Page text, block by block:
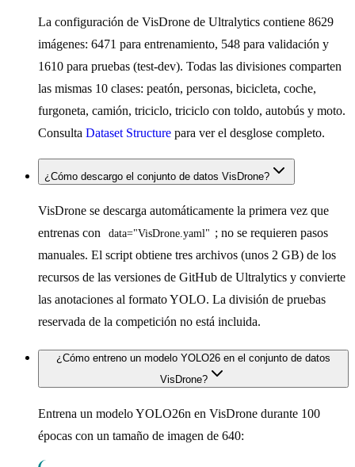
La configuración de VisDrone de Ultralytics contiene 8629
imágenes: 6471 para entrenamiento, 548 para validación y
1610 para pruebas (test-dev). Todas las divisiones comparten
las mismas 10 clases: peatón, personas, bicicleta, coche,
furgoneta, camión, triciclo, triciclo con toldo, autobús y moto.
Consulta Dataset Structure para ver el desglose completo.
¿Cómo descargo el conjunto de datos VisDrone?
VisDrone se descarga automáticamente la primera vez que
entrenas con
data="VisDrone.yaml" ; no se requieren pasos
manuales. El script obtiene tres archivos (unos 2 GB) de los
recursos de las versiones de GitHub de Ultralytics y convierte
las anotaciones al formato YOLO. La división de pruebas
reservada de la competición no está incluida.
¿Cómo entreno un modelo YOLO26 en el conjunto de datos
VisDrone?
Entrena un modelo YOLO26n en VisDrone durante 100
épocas con un tamaño de imagen de 640: